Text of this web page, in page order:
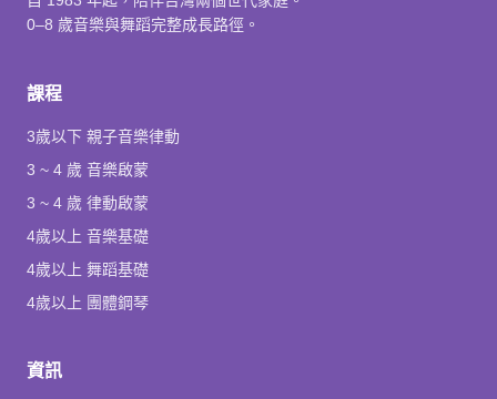
0–8 歲音樂與舞蹈完整成長路徑。
課程
3歲以下 親子音樂律動
3 ~ 4 歲 音樂啟蒙
3 ~ 4 歲 律動啟蒙
4歲以上 音樂基礎
4歲以上 舞蹈基礎
4歲以上 團體鋼琴
資訊